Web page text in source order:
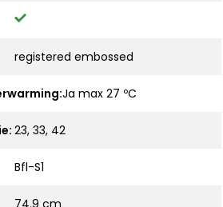
registered embossed
Ja max 27 ºC
23, 33, 42
Bfl-S1
74.9 cm